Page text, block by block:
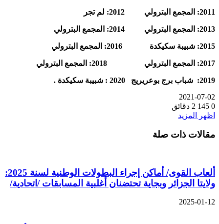
2011: المجمع البترولي 2012: لم تجر
2013: المجمع البترولي 2014: المجمع البترولي
2015: شبيبة سكيكدة 2016: المجمع البترولي
2017: المجمع البترولي 2018: المجمع البترولي
2019: شباب برج بوعريريج 2020 : شبيبة سكيكدة .
2021-07-02
0
2 دقائق
اظهر المزيد
مقالات ذات صلة
ألعاب القوى/ أماكن إجراء البطولات الوطنية لسنة 2025:
ولايتا الجزائر وبجاية تحتضنان أغلبية المسابقات /اتحادية/
2025-01-12